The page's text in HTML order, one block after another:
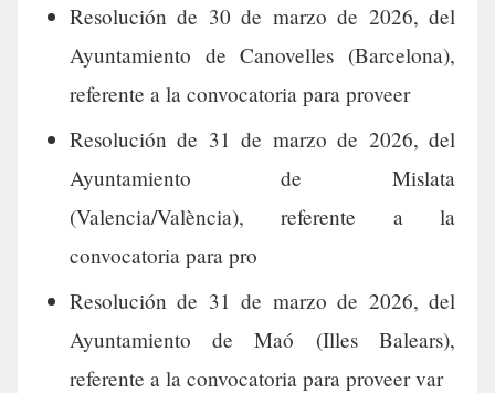
Resolución de 30 de marzo de 2026, del
Ayuntamiento de Canovelles (Barcelona),
referente a la convocatoria para proveer
Resolución de 31 de marzo de 2026, del
Ayuntamiento de Mislata
(Valencia/València), referente a la
convocatoria para pro
Resolución de 31 de marzo de 2026, del
Ayuntamiento de Maó (Illes Balears),
referente a la convocatoria para proveer var